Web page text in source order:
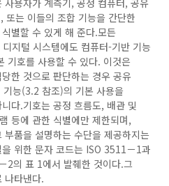
사용자가 계측기, 공정 컴퓨터, 공유
또는 이들의 조합 기능을 간단한
별할 수 있게 해 준다.모든
지털 시스템에도 컴퓨터-기반 기능
기호를 사용할 수 있다. 이것은
한 것으로 판단하는 경우 공유
능(3.2 참조)의 기본 사용을
다.기호는 공정 흐름도, 배관 및
등에 관한 식별에만 제한되며,
부품을 설명하는 수단을 제공하지는
위한 문자 코드는 ISO 3511－1과
2의 표 1에서 발췌한 것이다.그
나타낸다.